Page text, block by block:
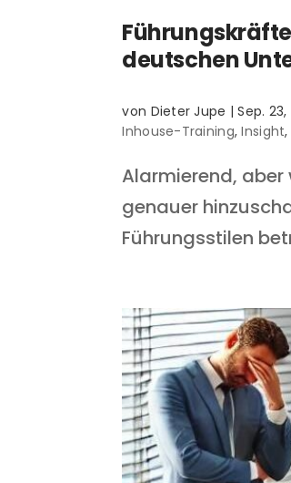
deutschen
von Dieter Jupe |Sep.
Inhouse-Training,Insight,
Alarmierend, aber
genauer
Führungsstilen